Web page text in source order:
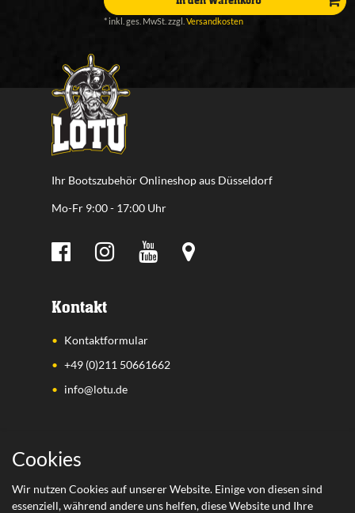
*inkl. ges. MwSt. zzgl.Versandkosten
Ihr Bootszubehör Onlineshop aus Düsseldorf
Mo-Fr 9:00 - 17:00 Uhr
Kontakt
Kontaktformular
+49 (0)211 50661662
info@lotu.de
Wichtige Links
Versand
Cookies
Wir nutzen Cookies auf unserer Website. Einige von diesen sind
essenziell, während andere uns helfen, diese Website und Ihre